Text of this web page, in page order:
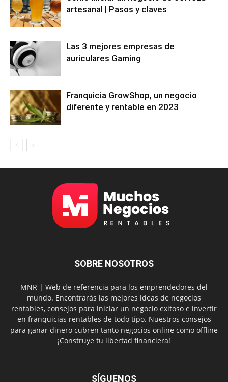
artesanal | Pasos y claves
Las 3 mejores empresas de
auriculares Gaming
Franquicia GrowShop, un negocio
diferente y rentable en 2023
SOBRE NOSOTROS
MNR | Web de referencia para los emprendedores del
mundo. Encontrarás las mejores ideas de negocios
rentables, consejos para iniciar un negocio exitoso e invertir
en franquicias rentables de todo tipo. Nuestros consejos
para ganar dinero cubren tanto negocios online como offline
¡Construye tu libertad financiera!
SÍGUENOS